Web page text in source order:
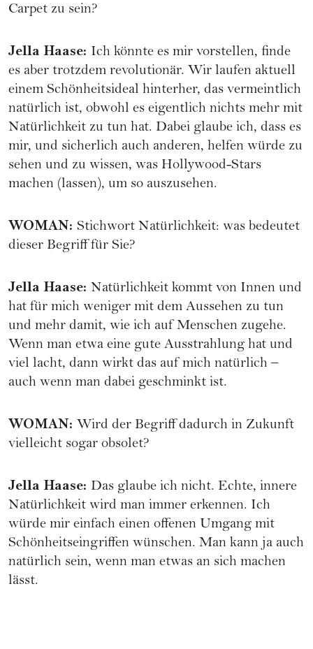
Carpet zu sein?
Jella Haase: Ich könnte es mir vorstellen, finde
es aber trotzdem revolutionär. Wir laufen aktuell
einem Schönheitsideal hinterher, das vermeintlich
natürlich ist, obwohl es eigentlich nichts mehr mit
Natürlichkeit zu tun hat. Dabei glaube ich, dass es
mir, und sicherlich auch anderen, helfen würde zu
sehen und zu wissen, was Hollywood-Stars
machen (lassen), um so auszusehen.
WOMAN: Stichwort Natürlichkeit: was bedeutet
dieser Begriff für Sie?
Jella Haase: Natürlichkeit kommt von Innen und
hat für mich weniger mit dem Aussehen zu tun
und mehr damit, wie ich auf Menschen zugehe.
Wenn man etwa eine gute Ausstrahlung hat und
viel lacht, dann wirkt das auf mich natürlich –
auch wenn man dabei geschminkt ist.
WOMAN: Wird der Begriff dadurch in Zukunft
vielleicht sogar obsolet?
Jella Haase: Das glaube ich nicht. Echte, innere
Natürlichkeit wird man immer erkennen. Ich
würde mir einfach einen offenen Umgang mit
Schönheitseingriffen wünschen. Man kann ja auch
natürlich sein, wenn man etwas an sich machen
lässt.